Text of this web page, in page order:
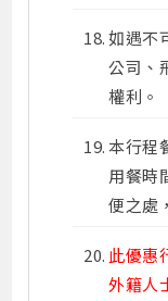
如遇不
公司、
權利。
本行程
用餐時
便之處
此優惠
外籍人